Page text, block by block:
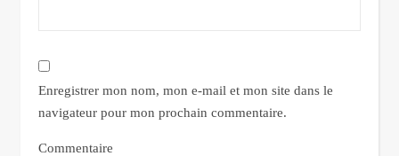
Enregistrer mon nom, mon e-mail et mon site dans le
navigateur pour mon prochain commentaire.
Commentaire